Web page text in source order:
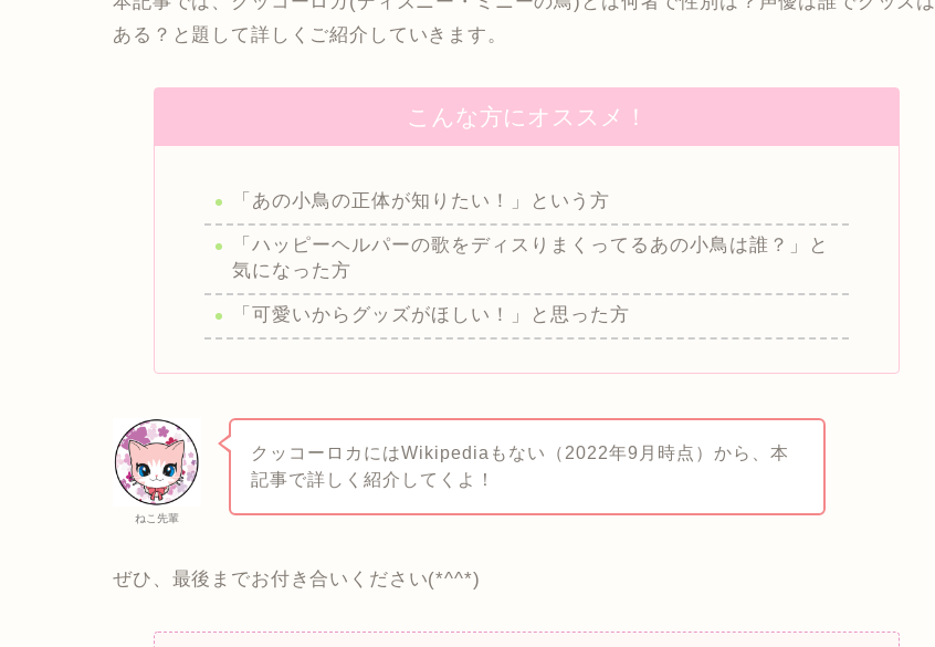
ある？と題して詳しくご紹介していきます。
こんな方にオススメ！
「あの小鳥の正体が知りたい！」という方
「ハッピーヘルパーの歌をディスりまくってるあの小鳥は誰？」と
気になった方
「可愛いからグッズがほしい！」と思った方
ねこ先輩
クッコーロカにはWikipediaもない（2022年9月時点）から、本
記事で詳しく紹介してくよ！
ぜひ、最後までお付き合いください(*^^*)